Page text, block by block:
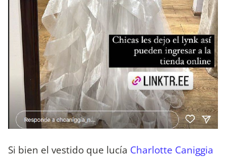
Si bien el vestido que lucía Charlotte Caniggia